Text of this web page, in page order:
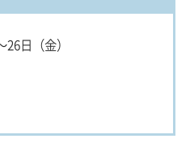
日（金）